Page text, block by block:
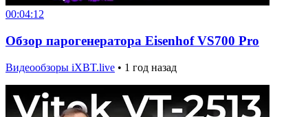
00:04:12
Обзор парогенератора Eisenhof VS700 Pro
Видеообзоры iXBT.live • 1 год назад